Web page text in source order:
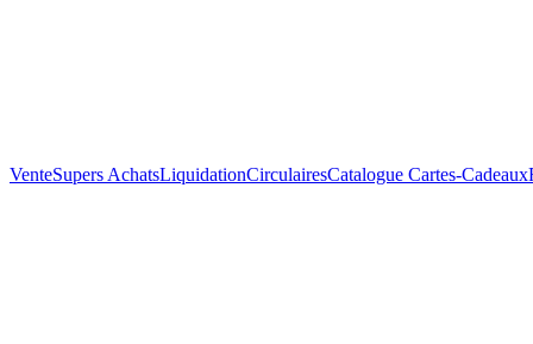
VenteSupers AchatsLiquidationCirculairesCatalogue Cartes-Cadeaux